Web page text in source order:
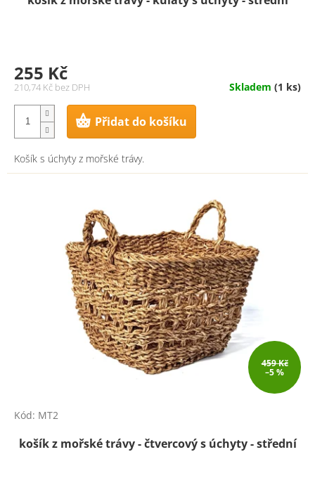
Skladem (1 ks)
210,74 Kč bez DPH
255 Kč
Přidat do košíku
Košík s úchyty z mořské trávy.
459 Kč
–5 %
košík z mořské trávy - čtvercový s úchyty - střední
Kód: MT2